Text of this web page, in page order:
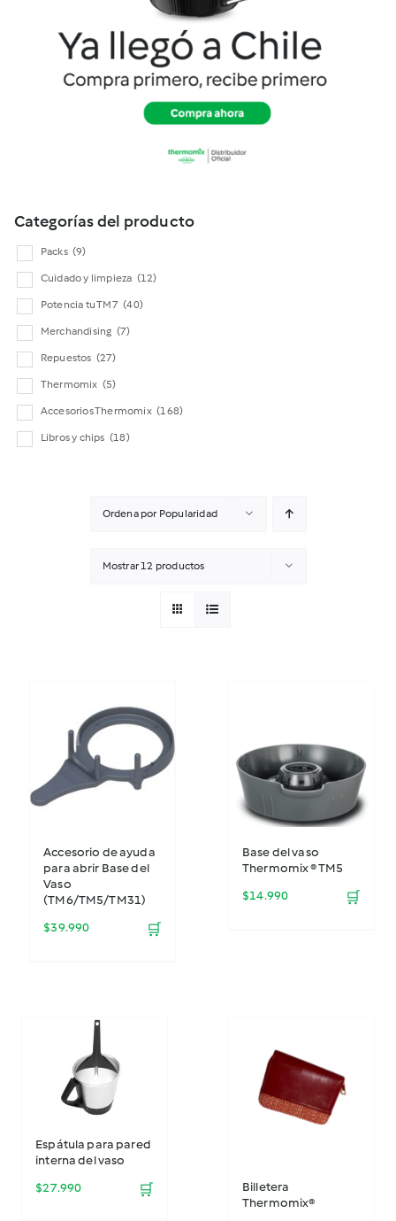
Cookidoo
Categorías del producto
Packs (9)
Cuidado y limpieza (12)
Potencia tu TM7 (40)
Merchandising (7)
Repuestos (27)
Thermomix (5)
Accesorios Thermomix (168)
Libros y chips (18)
Ordena por Popularidad
Mostrar12 productos
Accesorio de ayuda
para abrir Base del
Vaso
(TM6/TM5/TM31)
$39.990 🛒
Base del vaso
Thermomix ® TM5
$14.990 🛒
Espátula para pared
interna del vaso
$27.990 🛒
Billetera
Thermomix®